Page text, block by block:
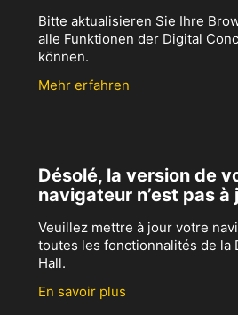
Bitte aktualisieren Sie Ihre
alle Funktionen der Digital
können.
Mehr erfahren
Désolé, la version de
navigateur n’est pas à
Veuillez mettre à jour votre
toutes les fonctionnalités de la
Hall.
En savoir plus